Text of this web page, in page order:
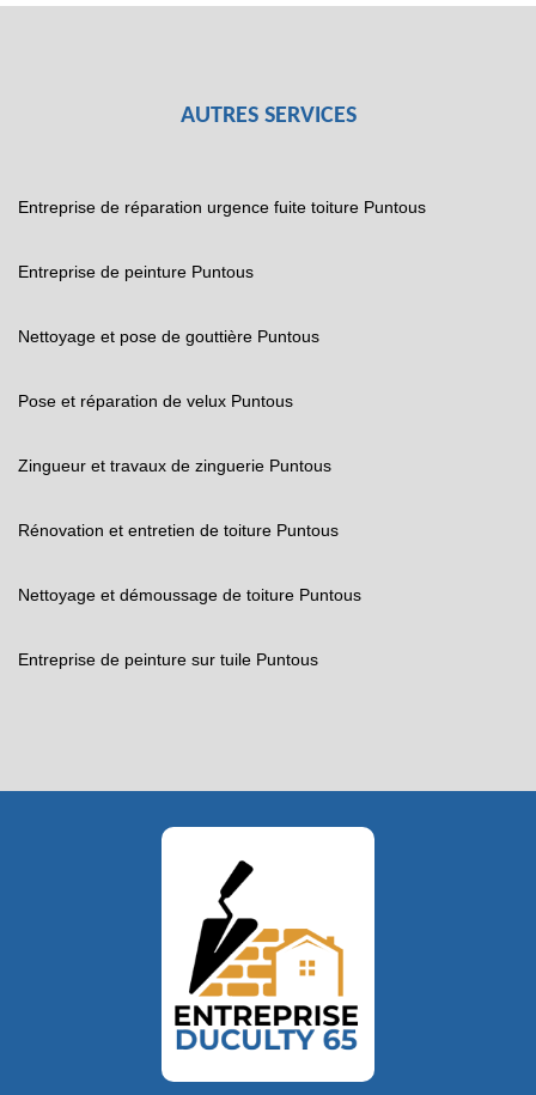
AUTRES SERVICES
Entreprise de réparation urgence fuite toiture Puntous
Entreprise de peinture Puntous
Nettoyage et pose de gouttière Puntous
Pose et réparation de velux Puntous
Zingueur et travaux de zinguerie Puntous
Rénovation et entretien de toiture Puntous
Nettoyage et démoussage de toiture Puntous
Entreprise de peinture sur tuile Puntous